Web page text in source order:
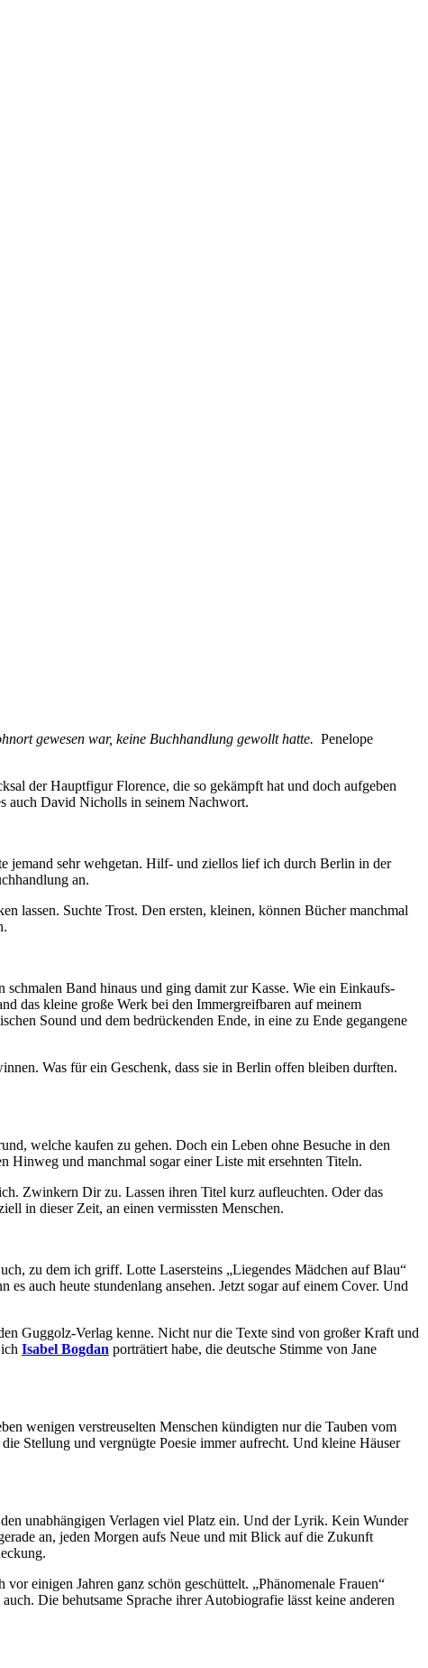
gewesen war, keine Buchhandlung gewollt hatte. Penelope
der Hauptfigur Florence, die so gekämpft hat und doch aufgeben
auch David Nicholls in seinem Nachwort.
jemand sehr wehgetan. Hilf- und ziellos lief ich durch Berlin in der
an.
lassen. Suchte Trost. Den ersten, kleinen, können Bücher manchmal
Band hinaus und ging damit zur Kasse. Wie ein Einkaufs-
das kleine große Werk bei den Immergreifbaren auf meinem
Sound und dem bedrückenden Ende, in eine zu Ende gegangene
Was für ein Geschenk, dass sie in Berlin offen bleiben durften.
welche kaufen zu gehen. Doch ein Leben ohne Besuche in den
Hinweg und manchmal sogar einer Liste mit ersehnten Titeln.
Zwinkern Dir zu. Lassen ihren Titel kurz aufleuchten. Oder das
in dieser Zeit, an einen vermissten Menschen.
zu dem ich griff. Lotte Lasersteins „Liegendes Mädchen auf Blau“
auch heute stundenlang ansehen. Jetzt sogar auf einem Cover. Und
Guggolz-Verlag kenne. Nicht nur die Texte sind von großer Kraft und
Isabel Bogdan porträtiert habe, die deutsche Stimme von Jane
wenigen verstreuselten Menschen kündigten nur die Tauben vom
Stellung und vergnügte Poesie immer aufrecht. Und kleine Häuser
unabhängigen Verlagen viel Platz ein. Und der Lyrik. Kein Wunder
an, jeden Morgen aufs Neue und mit Blick auf die Zukunft
einigen Jahren ganz schön geschüttelt. „Phänomenale Frauen“
Die behutsame Sprache ihrer Autobiografie lässt keine anderen